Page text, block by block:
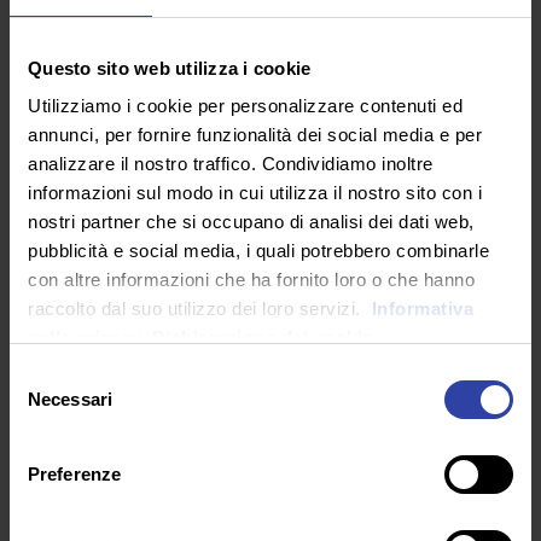
Questo sito web utilizza i cookie
Utilizziamo i cookie per personalizzare contenuti ed
annunci, per fornire funzionalità dei social media e per
analizzare il nostro traffico. Condividiamo inoltre
informazioni sul modo in cui utilizza il nostro sito con i
nostri partner che si occupano di analisi dei dati web,
pubblicità e social media, i quali potrebbero combinarle
con altre informazioni che ha fornito loro o che hanno
raccolto dal suo utilizzo dei loro servizi.
Informativa
delNecessari
Preferenze
include, ma al di là dei fattori storico-culturali, lo
disastrose e trasversali conseguenze:
Emergenza idrica;
Il rischio di scongelamento del permafrost, che ha
già provocato diversi crolli;
Grossi problemi all’agricoltura, e in particolare alle
colture di mais e riso che richiedono un ingente
consumo d’acqua e sono molto diffuse in Pianura
Padana;
Propagazione di incendi, che in Italia sono
La formazione di laghetti glaciali dagli argini
valle;
La biodiversità: ci sono specie endemiche sensibili
ai cambiamenti climatici improvvisi e lo scioglimento